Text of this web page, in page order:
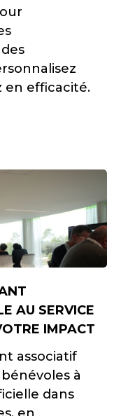
en efficacité.
AU SERVICE
IMPACT
associatif
à
dans